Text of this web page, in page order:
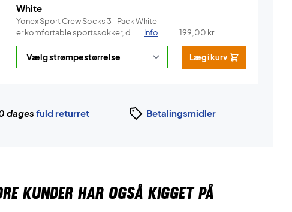
White
Yonex Sport Crew Socks 3-Pack White
er komfortable sportssokker, d...
Info 199,00 kr.
Læg i kurv
dages fuld returret Betalingsmidler
KUNDER HAR OGSÅ KIGGET PÅ